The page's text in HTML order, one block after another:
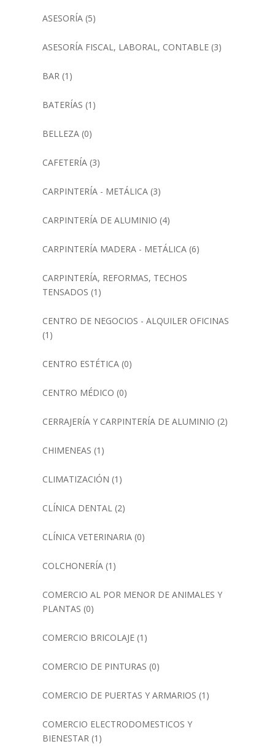
ASESORÍA(5)
ASESORÍA FISCAL, LABORAL, CONTABLE(3)
BAR(1)
BATERÍAS (1)
BELLEZA(0)
CAFETERÍA(3)
CARPINTERÍA - METÁLICA(3)
CARPINTERÍA DE ALUMINIO (4)
CARPINTERÍA MADERA - METÁLICA(6)
CARPINTERÍA, REFORMAS, TECHOS
TENSADOS (1)
CENTRO DE NEGOCIOS - ALQUILER OFICINAS
(1)
CENTRO ESTÉTICA(0)
CENTRO MÉDICO (0)
CERRAJERÍA Y CARPINTERÍA DE ALUMINIO (2)
CHIMENEAS (1)
CLIMATIZACIÓN (1)
CLÍNICA DENTAL(2)
CLÍNICA VETERINARIA(0)
COLCHONERÍA(1)
COMERCIO AL POR MENOR DE ANIMALES Y
PLANTAS (0)
COMERCIO BRICOLAJE(1)
COMERCIO DE PINTURAS (0)
COMERCIO DE PUERTAS Y ARMARIOS (1)
COMERCIO ELECTRODOMESTICOS Y
BIENESTAR(1)